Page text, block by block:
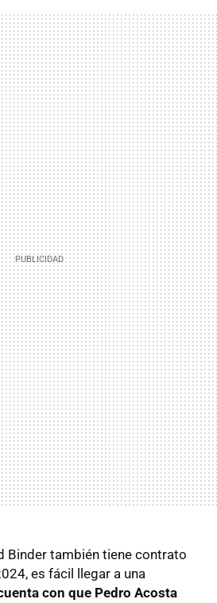
Binder también tiene contrato
es fácil llegar a una
con que Pedro Acosta